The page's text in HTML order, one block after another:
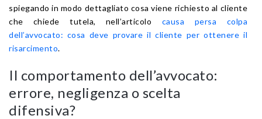
spiegando in modo dettagliato cosa viene richiesto al cliente
che chiede tutela, nell’articolo causa persa colpa
dell’avvocato: cosa deve provare il cliente per ottenere il
risarcimento.
Il comportamento dell’avvocato:
errore, negligenza o scelta
difensiva?